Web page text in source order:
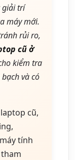
giải trí
máy mới.
rủi ro,
cũ ở
kiểm tra
và có
cũ,
tính